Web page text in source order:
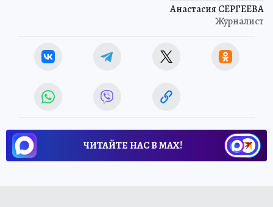
Анастасия СЕРГЕЕВА
Журналист
ЧИТАЙТЕ НАС В МАХ!